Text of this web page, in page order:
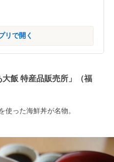
リで開く
飯 特産品販売所」（福
使った海鮮丼が名物。